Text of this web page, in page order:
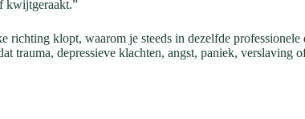
kwijtgeraakt.”
klopt, waarom je steeds in dezelfde
trauma, depressieve klachten, angst, paniek, verslaving